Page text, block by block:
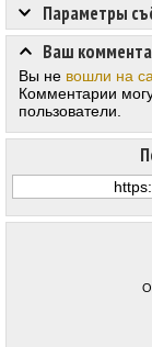
Параметры
Ваш
Вы не вошли на
Комментарии
пользователи.